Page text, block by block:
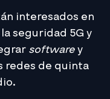
interesados en
seguridad 5G y
softwarey
redes de quinta